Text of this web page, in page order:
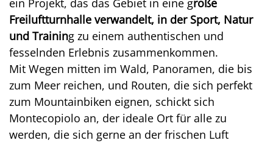
ein Projekt, das das Gebiet in eine große
Freiluftturnhalle verwandelt, in der Sport, Natur
und Training zu einem authentischen und
fesselnden Erlebnis zusammenkommen.
Mit Wegen mitten im Wald, Panoramen, die bis
zum Meer reichen, und Routen, die sich perfekt
zum Mountainbiken eignen, schickt sich
Montecopiolo an, der ideale Ort für alle zu
werden, die sich gerne an der frischen Luft